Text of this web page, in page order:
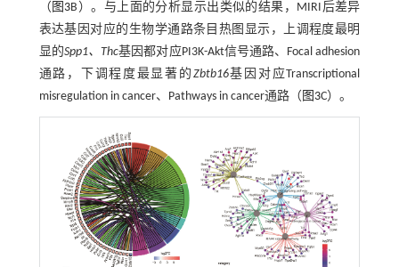
（ 图3B）。与上面的分析显示出类似的结果，MIRI后差异
表达基因对应的生物学通路条目热图显示，上调程度最明
显的Spp1、Thc基因都对应PI3K-Akt信号通路、Focal adhesion
通路，下调程度最显著的 Zbtb16基因对应Transcriptional
misregulation in cancer、Pathways in cancer通路（ 图3C）。